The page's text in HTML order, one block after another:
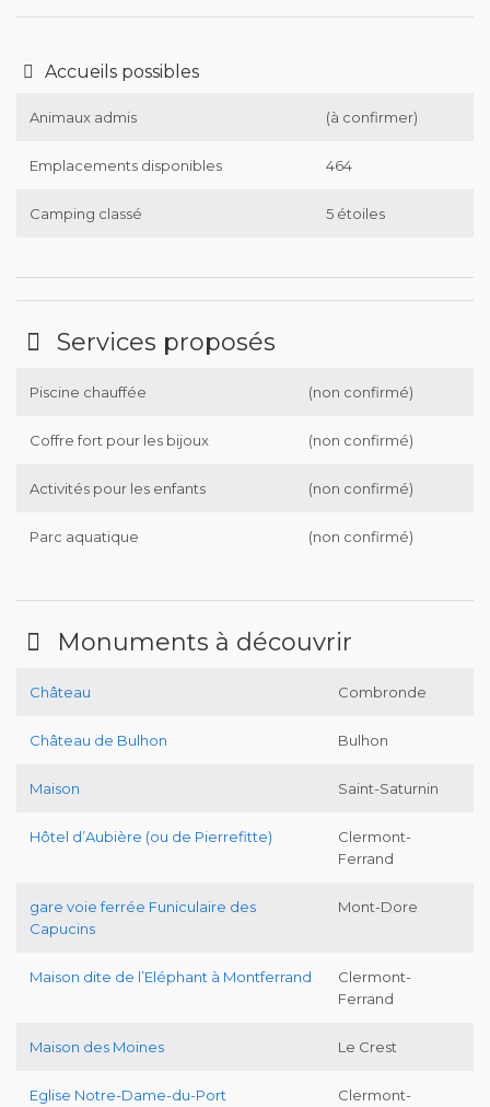
Accueils possibles
Animaux admis (à confirmer)
Emplacements disponibles 464
Camping classé 5 étoiles
Services proposés
Piscine chauffée (non confirmé)
Coffre fort pour les bijoux (non confirmé)
Activités pour les enfants (non confirmé)
Parc aquatique (non confirmé)
Monuments à découvrir
Château Combronde
Château de Bulhon Bulhon
Maison Saint-Saturnin
Hôtel d’Aubière (ou de Pierrefitte)
Clermont-
Ferrand
gare voie ferrée Funiculaire des
Capucins
Mont-Dore
Maison dite de l’Eléphant à Montferrand
Clermont-
Ferrand
Maison des Moines Le Crest
Eglise Notre-Dame-du-Port Clermont-